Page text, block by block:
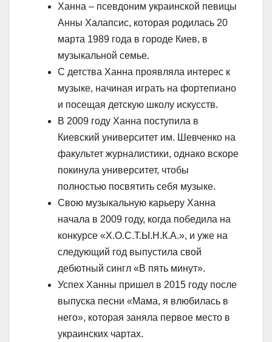
Ханна – псевдоним украинской певицы
Анны Халапсис, которая родилась 20
марта 1989 года в городе Киев, в
музыкальной семье.
С детства Ханна проявляла интерес к
музыке, начиная играть на фортепиано
и посещая детскую школу искусств.
В 2009 году Ханна поступила в
Киевский университет им. Шевченко на
факультет журналистики, однако вскоре
покинула университет, чтобы
полностью посвятить себя музыке.
Свою музыкальную карьеру Ханна
начала в 2009 году, когда победила на
конкурсе «Х.О.С.Т.Ы.Н.К.А.», и уже на
следующий год выпустила свой
дебютный сингл «В пять минут».
Успех Ханны пришел в 2015 году после
выпуска песни «Мама, я влюбилась в
него», которая заняла первое место в
украинских чартах.